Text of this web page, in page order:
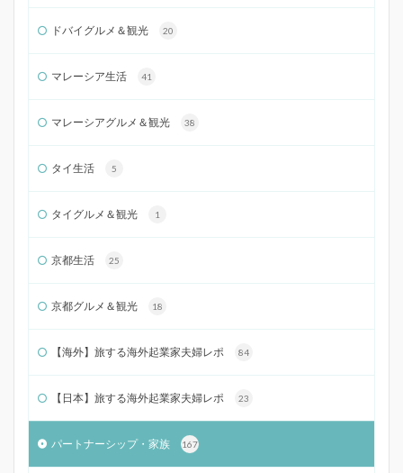
ドバイグルメ＆観光 20
マレーシア生活 41
マレーシアグルメ＆観光 38
タイ生活 5
タイグルメ＆観光 1
京都生活 25
京都グルメ＆観光 18
【海外】旅する海外起業家夫婦レポ 84
【日本】旅する海外起業家夫婦レポ 23
パートナーシップ・家族 167